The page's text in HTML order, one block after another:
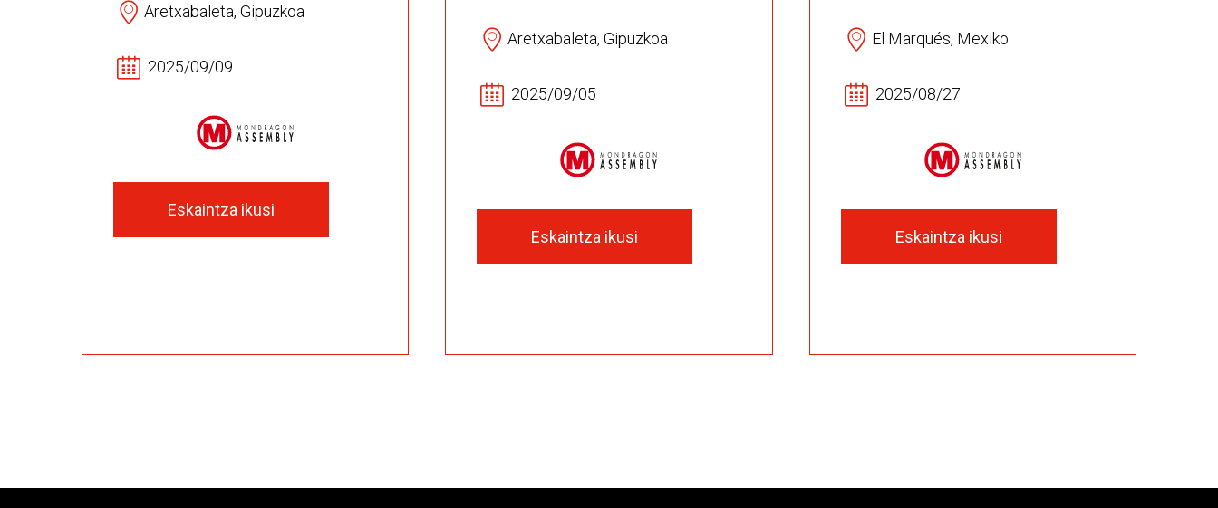
Aretxabaleta, Gipuzkoa
2025/09/09
Eskaintza ikusi
Aretxabaleta, Gipuzkoa
2025/09/05
Eskaintza ikusi
El Marqués, Mexiko
2025/08/27
Eskaintza ikusi